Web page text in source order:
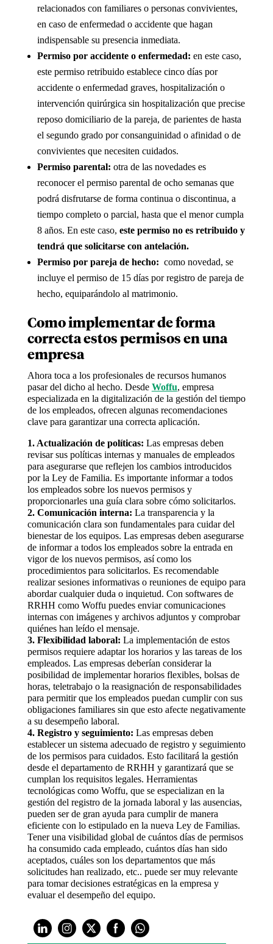
relacionados con familiares o personas convivientes,
en caso de enfermedad o accidente que hagan
indispensable su presencia inmediata.
Permiso por accidente o enfermedad: en este caso,
este permiso retribuido establece cinco días por
accidente o enfermedad graves, hospitalización o
intervención quirúrgica sin hospitalización que precise
reposo domiciliario de la pareja, de parientes de hasta
el segundo grado por consanguinidad o afinidad o de
convivientes que necesiten cuidados.
Permiso parental: otra de las novedades es
reconocer el permiso parental de ocho semanas que
podrá disfrutarse de forma continua o discontinua, a
tiempo completo o parcial, hasta que el menor cumpla
8 años. En este caso, este permiso no es retribuido y
tendrá que solicitarse con antelación.
Permiso por pareja de hecho: como novedad, se
incluye el permiso de 15 días por registro de pareja de
hecho, equiparándolo al matrimonio.
Como implementar de forma
correcta estos permisos en una
empresa
Ahora toca a los profesionales de recursos humanos
pasar del dicho al hecho. Desde Woffu, empresa
especializada en la digitalización de la gestión del tiempo
de los empleados, ofrecen algunas recomendaciones
clave para garantizar una correcta aplicación.
1. Actualización de políticas: Las empresas deben
revisar sus políticas internas y manuales de empleados
para asegurarse que reflejen los cambios introducidos
por la Ley de Familia. Es importante informar a todos
los empleados sobre los nuevos permisos y
proporcionarles una guía clara sobre cómo solicitarlos.
2. Comunicación interna: La transparencia y la
comunicación clara son fundamentales para cuidar del
bienestar de los equipos. Las empresas deben asegurarse
de informar a todos los empleados sobre la entrada en
vigor de los nuevos permisos, así como los
procedimientos para solicitarlos. Es recomendable
realizar sesiones informativas o reuniones de equipo para
abordar cualquier duda o inquietud. Con softwares de
RRHH como Woffu puedes enviar comunicaciones
internas con imágenes y archivos adjuntos y comprobar
quiénes han leído el mensaje.
3. Flexibilidad laboral: La implementación de estos
permisos requiere adaptar los horarios y las tareas de los
empleados. Las empresas deberían considerar la
posibilidad de implementar horarios flexibles, bolsas de
horas, teletrabajo o la reasignación de responsabilidades
para permitir que los empleados puedan cumplir con sus
obligaciones familiares sin que esto afecte negativamente
a su desempeño laboral.
4. Registro y seguimiento: Las empresas deben
establecer un sistema adecuado de registro y seguimiento
de los permisos para cuidados. Esto facilitará la gestión
desde el departamento de RRHH y garantizará que se
cumplan los requisitos legales. Herramientas
tecnológicas como Woffu, que se especializan en la
gestión del registro de la jornada laboral y las ausencias,
pueden ser de gran ayuda para cumplir de manera
eficiente con lo estipulado en la nueva Ley de Familias.
Tener una visibilidad global de cuántos días de permisos
ha consumido cada empleado, cuántos días han sido
aceptados, cuáles son los departamentos que más
solicitudes han realizado, etc.. puede ser muy relevante
para tomar decisiones estratégicas en la empresa y
evaluar el desempeño del equipo.